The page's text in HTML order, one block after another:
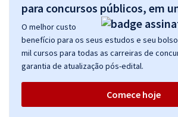
para concursos públicos, em
O melhor custo
benefício para os seus estudos e seu
mil cursos para todas as carreiras de
garantia de atualização pós-edital.
Comece hoje